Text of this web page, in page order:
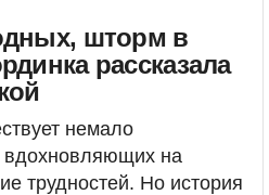
шторм в
рассказала
немало
вдохновляющих на
трудностей. Но история